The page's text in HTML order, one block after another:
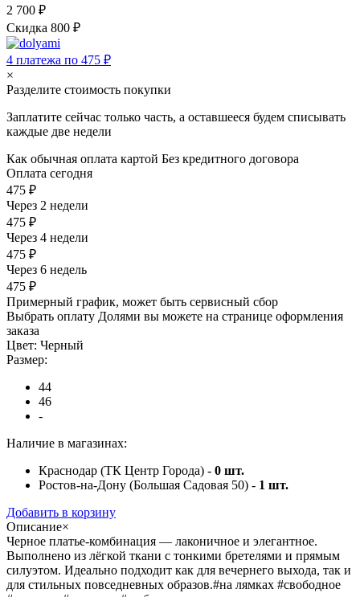
2 700 ₽
Скидка 800 ₽
4 платежа по 475 ₽
×
Разделите стоимость покупки
Заплатите сейчас только часть, а оставшееся будем списывать
каждые две недели
Как обычная оплата картой Без кредитного договора
Оплата сегодня
475 ₽
Через 2 недели
475 ₽
Через 4 недели
475 ₽
Через 6 недель
475 ₽
Примерный график, может быть сервисный сбор
Выбрать оплату Долями вы можете на странице оформления
заказа
Цвет: Черный
Размер:
44
46
-
Наличие в магазинах:
Краснодар (ТК Центр Города) - 0 шт.
Ростов-на-Дону (Большая Садовая 50) - 1 шт.
Добавить в корзину
Описание×
Черное платье-комбинация — лаконичное и элегантное.
Выполнено из лёгкой ткани с тонкими бретелями и прямым
силуэтом. Идеально подходит как для вечернего выхода, так и
для стильных повседневных образов.#на лямках #свободное